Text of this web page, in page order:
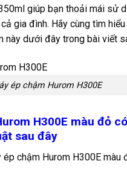
giúp bạn thoải mái sử
gia đình. Hãy cùng tìm
này dưới đây trong bài viết
ép chậm Hurom H300E
H300E màu đỏ
sau đây
ép chậm Hurom H300E màu